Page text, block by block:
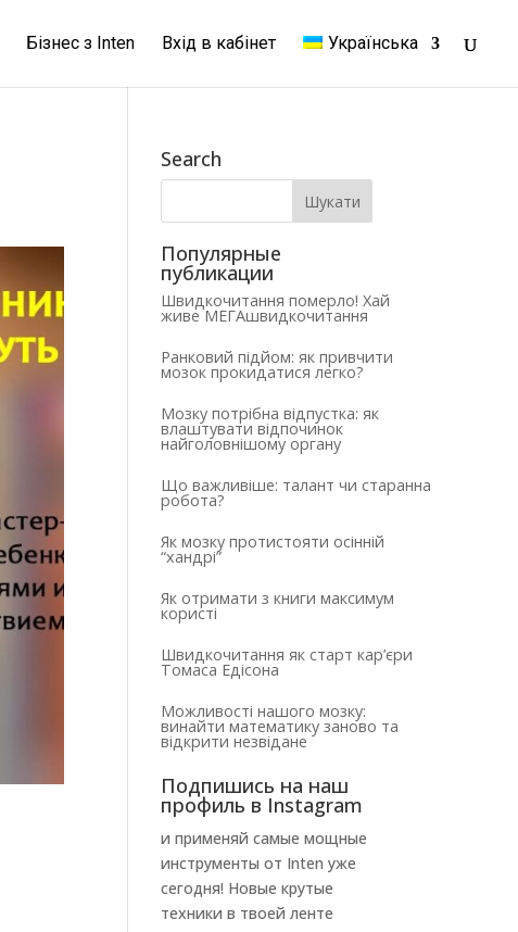
Бізнес з Inten Вхід в кабінет Українська
Search
Популярные
публикации
Швидкочитання померло! Хай
живе МЕГАшвидкочитання
Ранковий підйом: як привчити
мозок прокидатися легко?
Мозку потрібна відпустка: як
влаштувати відпочинок
найголовнішому органу
Що важливіше: талант чи старанна
робота?
Як мозку протистояти осінній
“хандрі”
Як отримати з книги максимум
користі
Швидкочитання як старт кар’єри
Томаса Едісона
Можливості нашого мозку:
винайти математику заново та
відкрити незвідане
Подпишись на наш
профиль в Instagram
и применяй самые мощные
инструменты от Inten уже
сегодня! Новые крутые
техники в твоей ленте